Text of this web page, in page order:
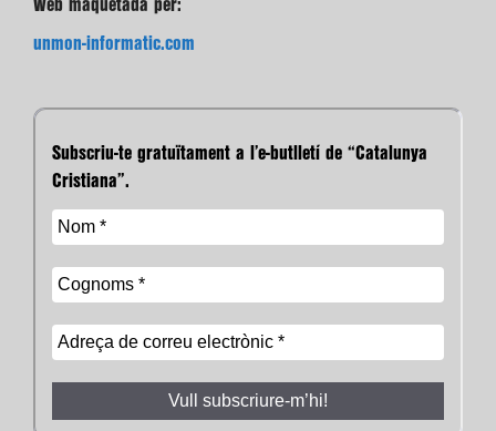
Web maquetada per:
unmon-informatic.com
Subscriu-te gratuïtament a l’e-butlletí de “Catalunya
Cristiana”.